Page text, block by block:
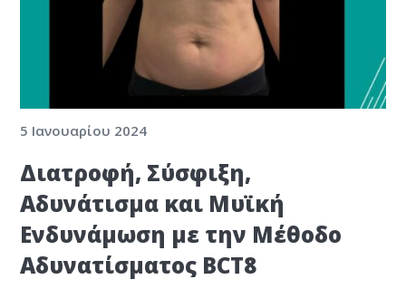
5 Ιανουαρίου 2024
Διατροφή, Σύσφιξη,
Αδυνάτισμα και Μυϊκή
Ενδυνάμωση με την Μέθοδο
Αδυνατίσματος BCT8